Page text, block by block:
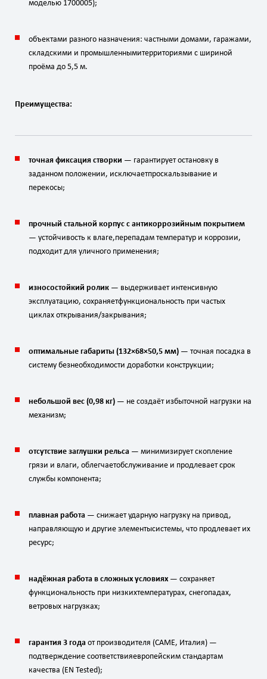
моделью 1700005);
объектами разного назначения: частными домами, гаражами,
складскими и промышленнымитерриториями с шириной
проёма до 5,5 м.
Преимущества:
точная фиксация створки — гарантируетостановку в
заданном положении, исключаетпроскальзывание и
перекосы;
прочный стальной корпус с антикоррозийным покрытием
— устойчивость к влаге,перепадам температур и коррозии,
подходитдля уличного применения;
износостойкий ролик — выдерживаетинтенсивную
эксплуатацию, сохраняетфункциональность при частых
циклах открывания/закрывания;
оптимальные габариты (132×68×50,5 мм) — точная посадка в
систему безнеобходимости доработки конструкции;
небольшой вес (0,98 кг) — не создаётизбыточной нагрузки на
механизм;
отсутствие заглушки рельса — минимизируетскопление
грязи и влаги, облегчаетобслуживание и продлеваетсрок
службы компонента;
плавная работа — снижаетударную нагрузку на привод,
направляющую и другие элементысистемы, что продлеваетих
ресурс;
надёжная работа в сложных условиях — сохраняет
функциональность при низкихтемпературах, снегопадах,
ветровых нагрузках;
гарантия 3 года отпроизводителя (CAME, Италия) —
подтверждение соответствияевропейским стандартам
качества (EN Tested);